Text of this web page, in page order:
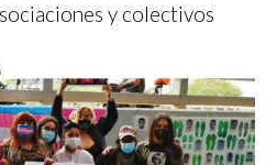
y colectivos